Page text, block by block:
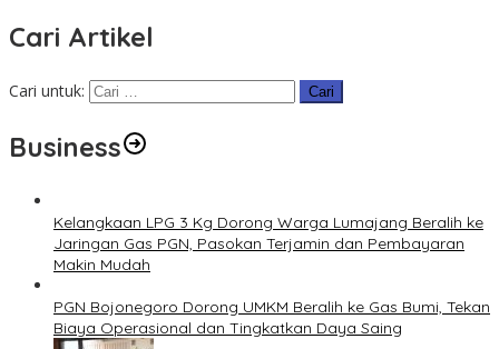
Cari Artikel
Cari untuk:
Business
Kelangkaan LPG 3 Kg Dorong Warga Lumajang Beralih ke
Jaringan Gas PGN, Pasokan Terjamin dan Pembayaran
Makin Mudah
PGN Bojonegoro Dorong UMKM Beralih ke Gas Bumi, Tekan
Biaya Operasional dan Tingkatkan Daya Saing